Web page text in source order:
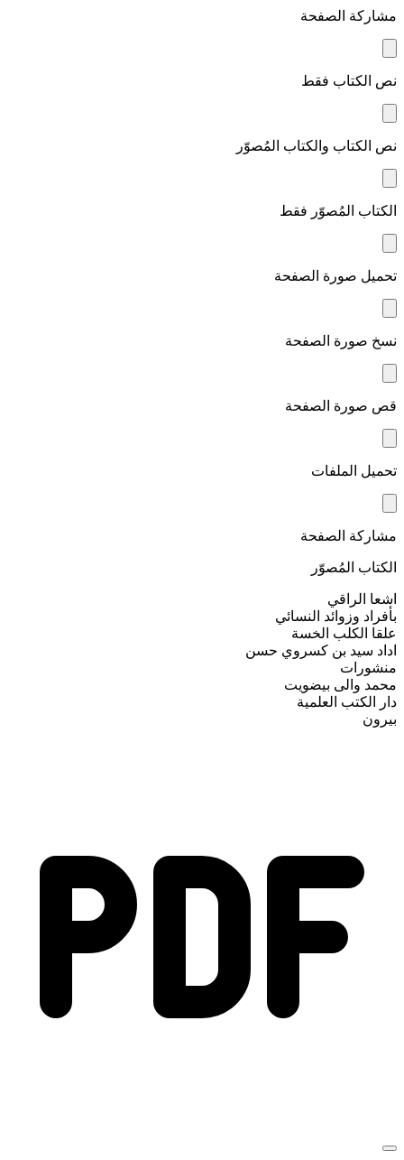
مشاركة الصفحة
نص الكتاب فقط
نص الكتاب والكتاب المُصوّر
الكتاب المُصوّر فقط
تحميل صورة الصفحة
نسخ صورة الصفحة
قص صورة الصفحة
تحميل الملفات
مشاركة الصفحة
الكتاب المُصوّر
اشعا الراقي
بأفراد وزوائد النسائي
علقا الكلب الخسة
اداد سيد بن كسروي حسن
منشورات
محمد والی بیضویت
دار الكتب العلمية
بیرون